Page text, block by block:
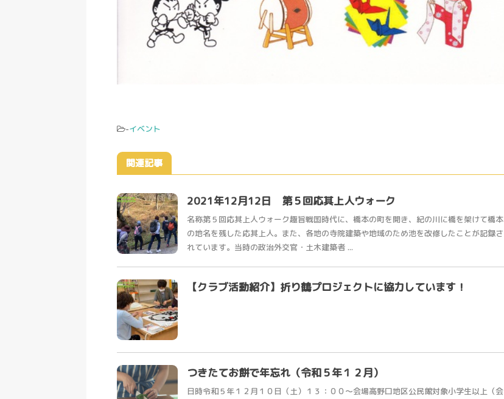
-イベント
関連記事
2021年12月12日 第５回応其上人ウォーク
名称第５回応其上人ウォーク趣旨戦国時代に、橋本の町を開き、紀の川に橋を架けて橋本
の地名を残した応其上人。また、各地の寺院建築や地域のため池を改修したことが記録さ
れています。当時の政治外交官・土木建築者 ...
【クラブ活動紹介】折り鶴プロジェクトに協力しています！
つきたてお餅で年忘れ（令和５年１２月）
日時令和５年１２月１０日（土）１３：００～会場高野口地区公民館対象小学生以上（会